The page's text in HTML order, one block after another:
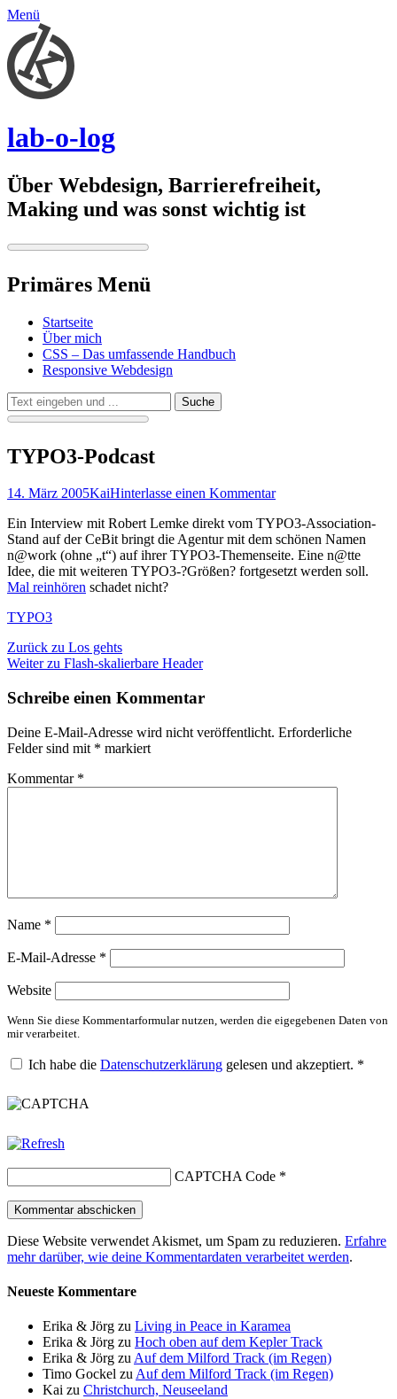
Menü
lab-o-log
Über Webdesign, Barrierefreiheit,
Making und was sonst wichtig ist
Primäres Menü
Springe
zum
Inhalt
Startseite
Über mich
CSS – Das umfassende Handbuch
Responsive Webdesign
Suchen
Suche
nach:
TYPO3-Podcast
Veröffentlicht
14. März 2005Autor
KaiHinterlasse einen Kommentar
Ein Interview mit Robert Lemke direkt vom TYPO3-Association-
Stand auf der CeBit bringt die Agentur mit dem schönen Namen
n@work (ohne „t“) auf ihrer TYPO3-Themenseite. Eine n@tte
Idee, die mit weiteren TYPO3-?Größen? fortgesetzt werden soll.
Mal reinhören schadet nicht?
Kategorien
TYPO3
Beitragsnavigation
Zurück zu Vorheriger
Beitrag:
Los gehts
Weiter zu Nächster
Flash-skalierbare Header
Schreibe einen Kommentar
Deine E-Mail-Adresse wird nicht veröffentlicht. Erforderliche
Felder sind mit * markiert
Kommentar *
Name *
E-Mail-Adresse *
Website
Wenn Sie diese Kommentarformular nutzen, werden die eigegebenen Daten von
mir verarbeitet.
Ich habe die Datenschutzerklärung gelesen und akzeptiert. *
CAPTCHA Code *
Diese Website verwendet Akismet, um Spam zu reduzieren. Erfahre
mehr darüber, wie deine Kommentardaten verarbeitet werden.
Neueste Kommentare
Erika & Jörg zu Living in Peace in Karamea
Erika & Jörg zu Hoch oben auf dem Kepler Track
Erika & Jörg zu Auf dem Milford Track (im Regen)
Timo Gockel zu Auf dem Milford Track (im Regen)
Kai zu Christchurch, Neuseeland